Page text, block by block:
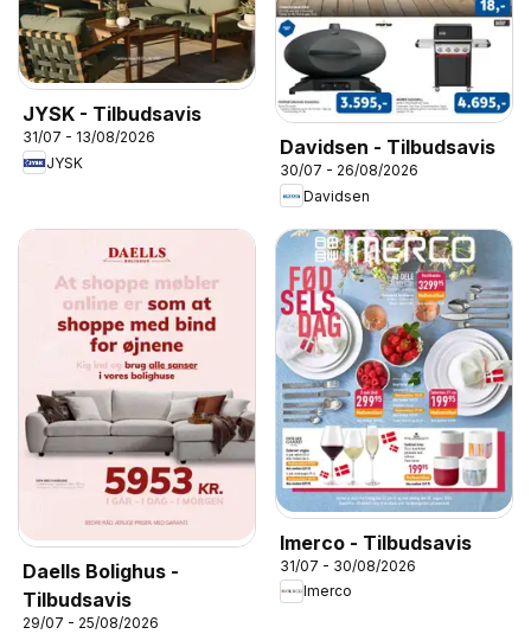
JYSK - Tilbudsavis
31/07 - 13/08/2026
JYSK
Davidsen - Tilbudsavis
30/07 - 26/08/2026
Davidsen
Daells Bolighus -
Tilbudsavis
29/07 - 25/08/2026
Imerco - Tilbudsavis
31/07 - 30/08/2026
Imerco